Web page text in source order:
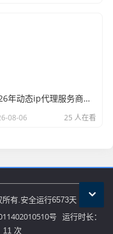
2026年动态ip代理服务商有哪些？这份清单建议收藏
08-06 25 人在看
所有.安全运行6573天
号
运行时长：
11 次